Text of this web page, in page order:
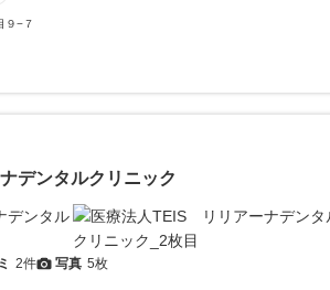
９−７
デンタルクリニック
2件 写真 5枚